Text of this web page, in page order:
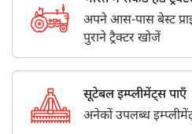
अपने आस-पास बेस्ट
पुराने ट्रैक्टर खोजें
सूटेबल इम्प्लीमेंट्स पाएँ
अनेकों उपलब्ध